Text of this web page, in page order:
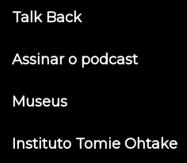
Talk Back
Assinar o podcast
Museus
Instituto Tomie Ohtake